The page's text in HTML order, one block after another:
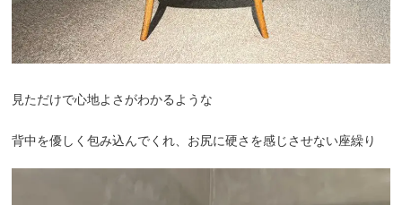
見ただけで心地よさがわかるような
背中を優しく包み込んでくれ、お尻に硬さを感じさせない座繰り